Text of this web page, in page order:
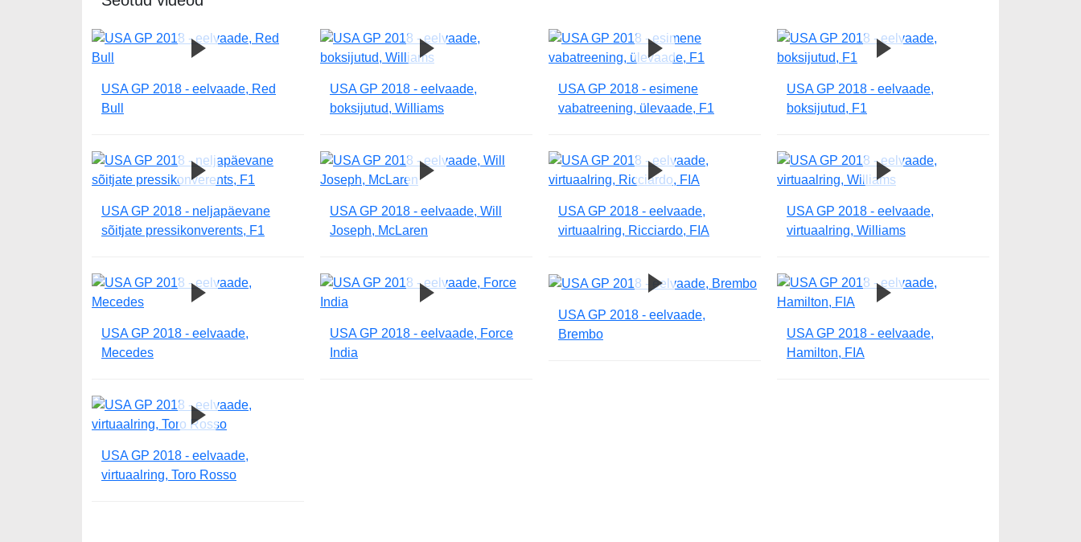
USA GP 2018 - eelvaade, Red
Bull
USA GP 2018 - eelvaade,
boksijutud, Williams
USA GP 2018 - esimene
vabatreening, ülevaade, F1
USA GP 2018 - eelvaade,
boksijutud, F1
USA GP 2018 - neljapäevane
sõitjate pressikonverents, F1
USA GP 2018 - eelvaade, Will
Joseph, McLaren
USA GP 2018 - eelvaade,
virtuaalring, Ricciardo, FIA
USA GP 2018 - eelvaade,
virtuaalring, Williams
USA GP 2018 - eelvaade,
Mecedes
USA GP 2018 - eelvaade, Force
India
USA GP 2018 - eelvaade,
Brembo
USA GP 2018 - eelvaade,
Hamilton, FIA
USA GP 2018 - eelvaade,
virtuaalring, Toro Rosso